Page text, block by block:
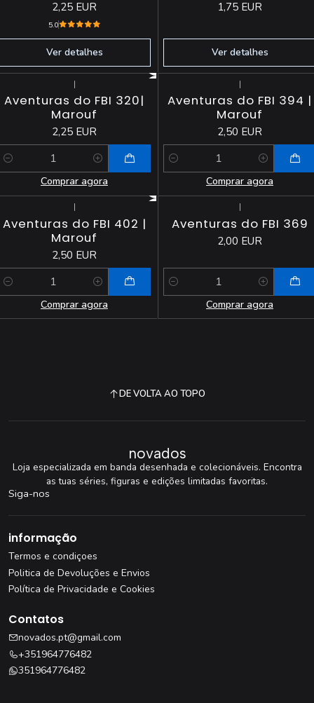
2,25 EUR
5.0
Ver detalhes
1,75 EUR
Ver detalhes
|
Aventuras do FBI 320|
Marouf
2,25 EUR
Comprar agora
|
Aventuras do FBI 394 |
Marouf
2,50 EUR
Quantidade
Comprar agora
|
Aventuras do FBI 402 |
Marouf
2,50 EUR
Comprar agora
|
Aventuras do FBI 369
2,00 EUR
Quantidade
Comprar agora
DE VOLTA AO TOPO
novados
Loja especializada em banda desenhada e colecionáveis. Encontra
as tuas séries, figuras e edições limitadas favoritas.
Siga-nos
informação
Termos e condiçoes
Politica de Devoluções e Envios
Política de Privacidade e Cookies
Contatos
novados.pt@gmail.com
+351964776482
351964776482